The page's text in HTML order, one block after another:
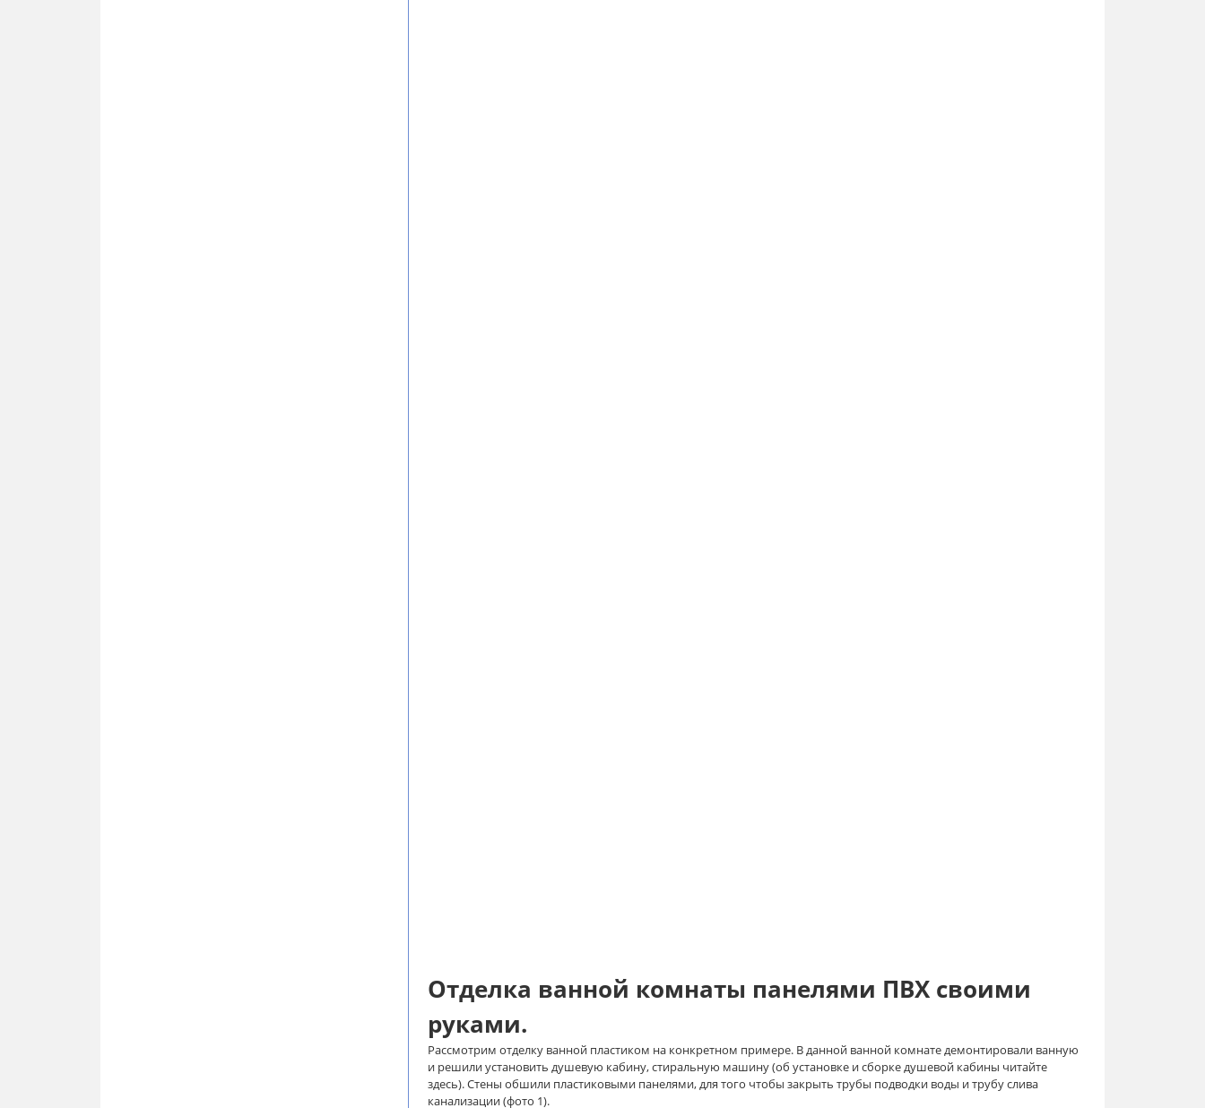
Отделка ванной комнаты панелями ПВХ своими
руками.
Рассмотрим отделку ванной пластиком на конкретном примере. В данной ванной комнате демонтировали ванную
и решили установить душевую кабину, стиральную машину (об установке и сборке душевой кабины читайте
здесь). Стены обшили пластиковыми панелями, для того чтобы закрыть трубы подводки воды и трубу слива
канализации (фото 1).